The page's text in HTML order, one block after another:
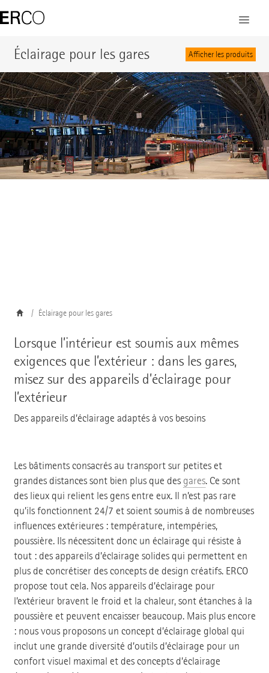
Éclairage pour les gares Afficher les produits
©
Éclairage pour les gares
Lorsque l’intérieur est soumis aux mêmes
exigences que l’extérieur : dans les gares,
misez sur des appareils d’éclairage pour
l’extérieur
Des appareils d’éclairage adaptés à vos besoins
Les bâtiments consacrés au transport sur petites et
grandes distances sont bien plus que des gares. Ce sont
des lieux qui relient les gens entre eux. Il n’est pas rare
qu’ils fonctionnent 24/7 et soient soumis à de nombreuses
influences extérieures : température, intempéries,
poussière. Ils nécessitent donc un éclairage qui résiste à
tout : des appareils d’éclairage solides qui permettent en
plus de concrétiser des concepts de design créatifs. ERCO
propose tout cela. Nos appareils d’éclairage pour
l’extérieur bravent le froid et la chaleur, sont étanches à la
poussière et peuvent encaisser beaucoup. Mais plus encore
: nous vous proposons un concept d’éclairage global qui
inclut une grande diversité d’outils d’éclairage pour un
confort visuel maximal et des concepts d’éclairage